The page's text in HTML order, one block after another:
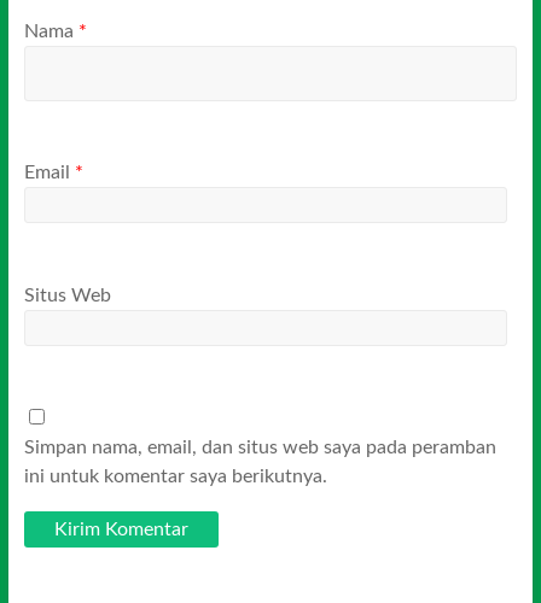
Nama *
Email *
Situs Web
Simpan nama, email, dan situs web saya pada peramban
ini untuk komentar saya berikutnya.